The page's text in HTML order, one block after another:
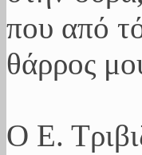
που από
θάρρος
Ο Ε.